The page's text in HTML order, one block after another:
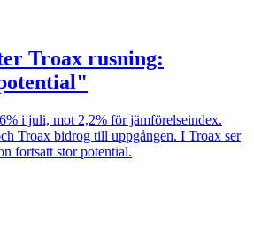
Troax rusning:
i juli, mot 2,2% för jämförelseindex.
Troax bidrog till uppgången. I Troax ser
fortsatt stor potential.